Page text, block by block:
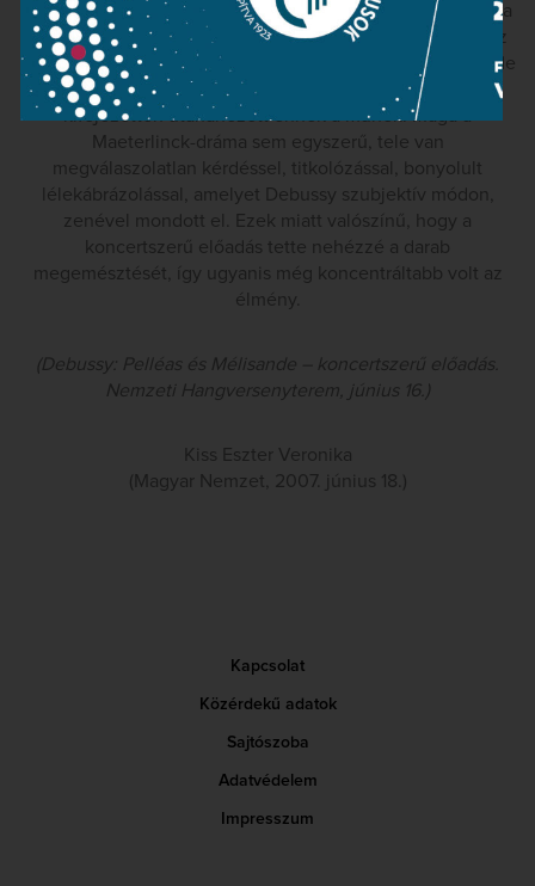
szöveget próbálja követni. Nagyon kell érteni a zenedráma
belső szabályait ahhoz, hogy ne fáradjon el a figyelem. Ez
pedig többek között azért ritka, mert a Pelléas és Mélisande
nem népszerű repertoárdarab, így csak az ismeri, aki
kifejezetten utánanézett ennek a műnek. Maga a
Maeterlinck-dráma sem egyszerű, tele van
megválaszolatlan kérdéssel, titkolózással, bonyolult
lélekábrázolással, amelyet Debussy szubjektív módon,
zenével mondott el. Ezek miatt valószínű, hogy a
koncertszerű előadás tette nehézzé a darab
megemésztését, így ugyanis még koncentráltabb volt az
élmény.
(Debussy: Pelléas és Mélisande – koncertszerű előadás.
Nemzeti Hangversenyterem, június 16.)
Kiss Eszter Veronika
(Magyar Nemzet, 2007. június 18.)
Kapcsolat
Közérdekű adatok
Sajtószoba
Adatvédelem
Impresszum